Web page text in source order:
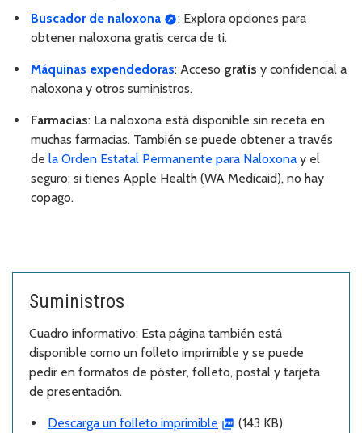
Buscador de naloxona
: Explora opciones para
obtener naloxona gratis cerca de ti.
Máquinas expendedoras: Acceso gratis y confidencial a
naloxona y otros suministros.
Farmacias: La naloxona está disponible sin receta en
muchas farmacias. También se puede obtener a través
de la Orden Estatal Permanente para Naloxona y el
seguro; si tienes Apple Health (WA Medicaid), no hay
copago.
Suministros
Cuadro informativo: Esta página también está
disponible como un folleto imprimible y se puede
pedir en formatos de póster, folleto, postal y tarjeta
de presentación.
Descarga un folleto imprimible (143 KB)